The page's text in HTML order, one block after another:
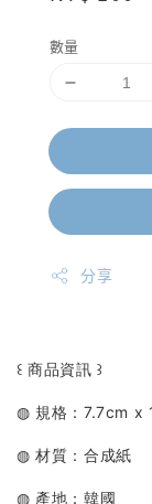
數量
分享
꒰ 商品資訊 ꒱
◍ 規格：7.7cm x
◍ 材質：合成紙
◍ 產地：韓國